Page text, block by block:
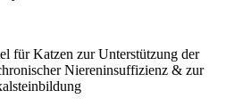
für Katzen zur Unterstützung der
Niereninsuffizienz & zur